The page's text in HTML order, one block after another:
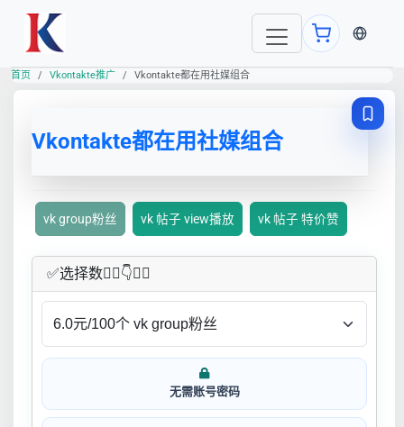
当前语
首页 Vkontakte推广 Vkontakte都在用社媒组合
Vkontakte都在用社媒组合
vk group粉丝 vk 帖子 view播放 vk 帖子 特价赞
✅​选择数👇🏻​​👇👇🏻​​
无需账号密码